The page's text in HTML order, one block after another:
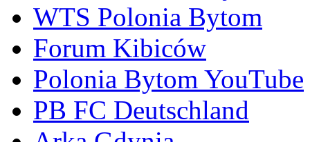
WTS Polonia Bytom
Forum Kibiców
Polonia Bytom YouTube
PB FC Deutschland